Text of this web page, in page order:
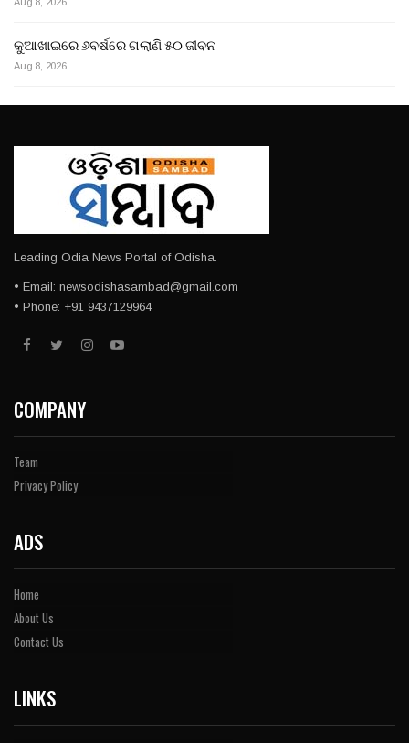
କୁଆଖାଇରେ ୬ବର୍ଷରେ ଗଲାଣି ୫୦ ଜୀବନ
Aug 8, 2026
Leading Odia News Portal of Odisha.
• Email: newsodishasambad@gmail.com
• Phone: +91 9437129964
COMPANY
Team
Privacy Policy
ADS
Home
About Us
Contact Us
LINKS